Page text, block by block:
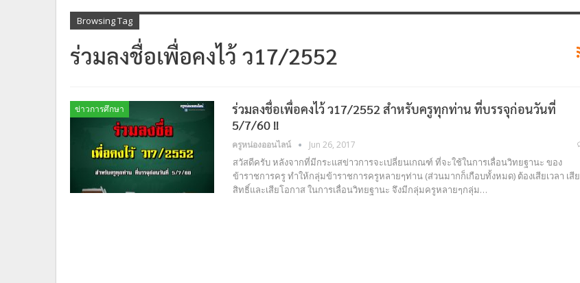
Browsing Tag
ร่วมลงชื่อเพื่อคงไว้ ว17/2552
ข่าวการศึกษา
ร่วมลงชื่อเพื่อคงไว้ ว17/2552 สำหรับครูทุกท่าน ที่บรรจุก่อนวันที่
5/7/60 !!
ครูหน่องออนไลน์ Jun 26, 2017
สวัสดีครับ หลังจากที่มีกระแสข่าวการจะเปลี่ยนเกณฑ์ ที่จะใช้ในการเลื่อนวิทยฐานะ ของ
ข้าราชการครู ทำให้กลุ่มข้าราชการครูหลายๆท่าน (ส่วนมากก็เกือบทั้งหมด) ต้องเสียเวลา เสีย
สิทธิ์และเสียโอกาส ในการเลื่อนวิทยฐานะ จึงมีกลุ่มครูหลายๆกลุ่ม…